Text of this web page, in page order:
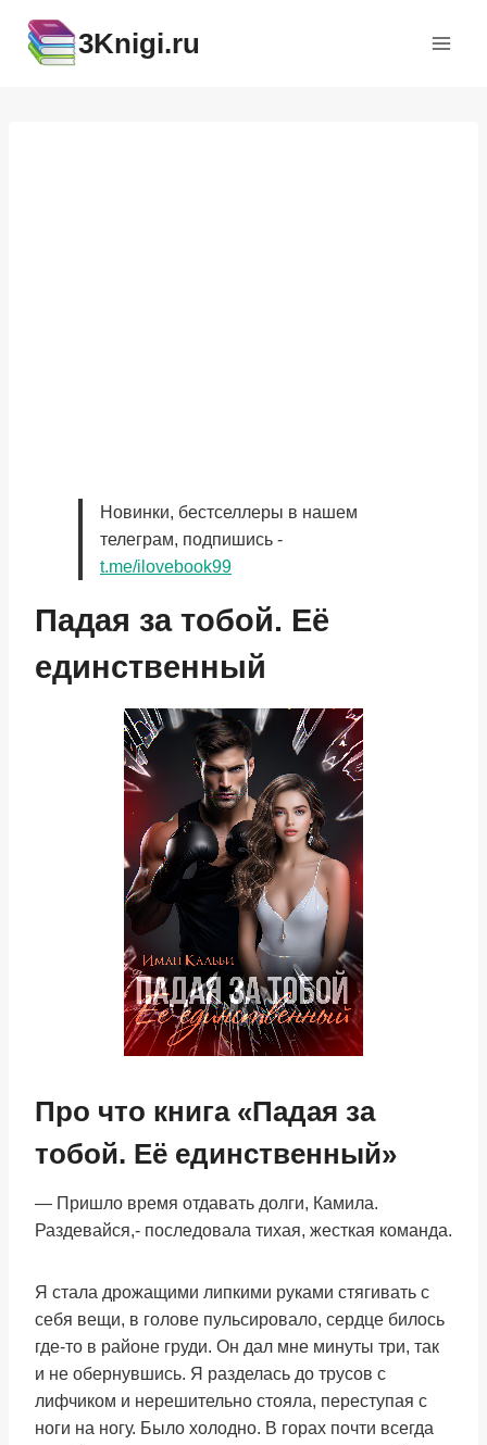
содержимому
3Knigi.ru
Новинки, бестселлеры в нашем
телеграм, подпишись -
t.me/ilovebook99
Падая за тобой. Её
единственный
Про что книга «Падая за
тобой. Её единственный»
— Пришло время отдавать долги, Камила.
Раздевайся,- последовала тихая, жесткая команда.
Я стала дрожащими липкими руками стягивать с
себя вещи, в голове пульсировало, сердце билось
где-то в районе груди. Он дал мне минуты три, так
и не обернувшись. Я разделась до трусов с
лифчиком и нерешительно стояла, переступая с
ноги на ногу. Было холодно. В горах почти всегда